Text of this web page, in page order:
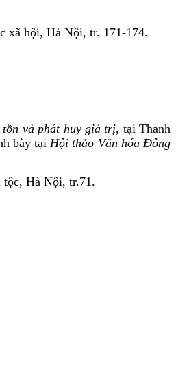
xã hội, Hà Nội, tr. 171-174.
và phát huy giá trị, tại Thanh
bày tại Hội thảo Văn hóa Đông
tộc, Hà Nội, tr.71.